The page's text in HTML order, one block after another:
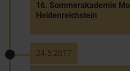
16. Sommerakademie
Heidenreichstein
24.5.2017